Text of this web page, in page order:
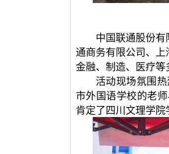
中国联通股份有
通商务有限公司 、上
金融、制造、医疗等
活动现场氛围
市外国语学校的老
肯定了四川文理学院